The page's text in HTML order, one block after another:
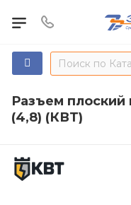
Разъем плоский
(4,8) (КВТ)